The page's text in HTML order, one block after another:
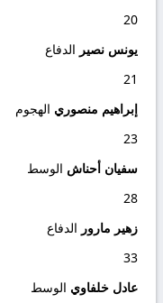
20
يونس نصير الدفاع
21
إبراهيم منصوري الهجوم
23
سفيان أحناش الوسط
28
زهير مارور الدفاع
33
عادل خلفاوي الوسط